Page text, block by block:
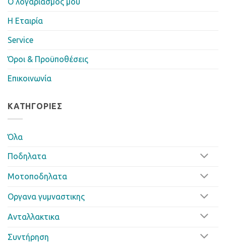
Η Eταιρία
Service
Όροι & Προϋποθέσεις
Επικοινωνία
ΚΑΤΗΓΟΡΊΕΣ
Όλα
Ποδηλατα
Μοτοποδηλατα
Οργανα γυμναστικης
Ανταλλακτικα
Συντήρηση